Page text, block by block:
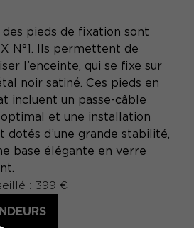
des pieds de fixation sont
N°1. Ils permettent de
l’enceinte, qui se fixe sur
noir satiné. Ces pieds en
incluent un passe-câble
et une installation
dotés d’une grande stabilité,
base élégante en verre
: 399 €